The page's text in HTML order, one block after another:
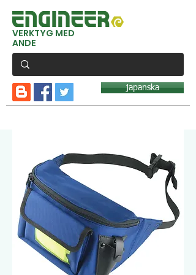
VERKTYG MED
ANDE
japanska